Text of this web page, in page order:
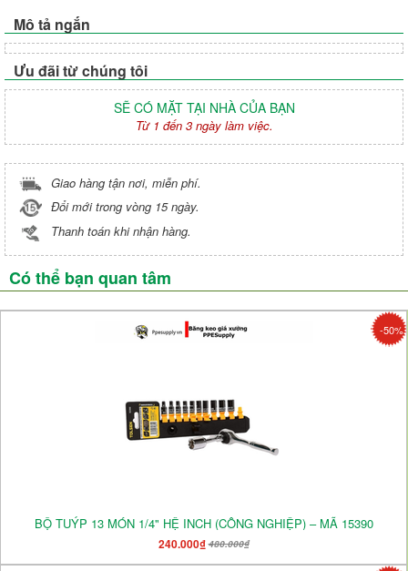
Mô tả ngắn
Ưu đãi từ chúng tôi
SẼ CÓ MẶT TẠI NHÀ CỦA BẠN
Từ 1 đến 3 ngày làm việc.
Giao hàng tận nơi, miễn phí.
Đổi mới trong vòng 15 ngày.
Thanh toán khi nhận hàng.
Có thể bạn quan tâm
-50%
BỘ TUÝP 13 MÓN 1/4" HỆ INCH (CÔNG NGHIỆP) – MÃ 15390
240.000₫480.000₫